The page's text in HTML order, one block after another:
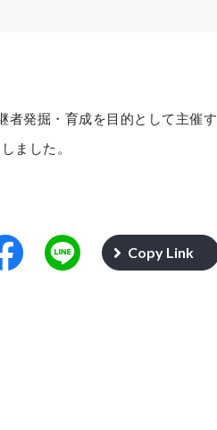
者発掘・育成を目的として主催す
ました。
Copy Link